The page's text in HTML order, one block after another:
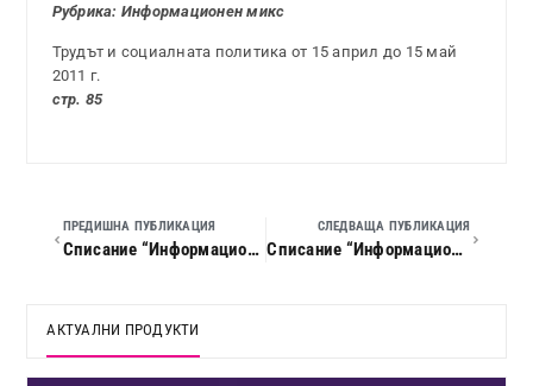
Рубрика: Информационен микс
Трудът и социалната политика от 15 април до 15 май
2011 г.
стр. 85
ПРЕДИШНА ПУБЛИКАЦИЯ
Списание “Информационен бюлетин по труда”, 2011 г., кн. 04
СЛЕДВАЩА ПУБЛИКАЦИЯ
Списание “Информационен бюлетин по труда”, 2011 г., кн. 06
АКТУАЛНИ ПРОДУКТИ